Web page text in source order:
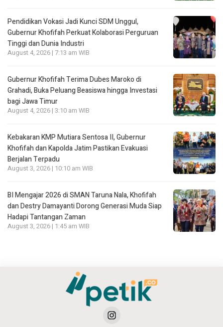
Pendidikan Vokasi Jadi Kunci SDM Unggul,
Gubernur Khofifah Perkuat Kolaborasi Perguruan
Tinggi dan Dunia Industri
August 4, 2026 | 7:13 am WIB
Gubernur Khofifah Terima Dubes Maroko di
Grahadi, Buka Peluang Beasiswa hingga Investasi
bagi Jawa Timur
August 4, 2026 | 3:10 am WIB
Kebakaran KMP Mutiara Sentosa II, Gubernur
Khofifah dan Kapolda Jatim Pastikan Evakuasi
Berjalan Terpadu
August 3, 2026 | 10:10 am WIB
BI Mengajar 2026 di SMAN Taruna Nala, Khofifah
dan Destry Damayanti Dorong Generasi Muda Siap
Hadapi Tantangan Zaman
August 3, 2026 | 1:45 am WIB